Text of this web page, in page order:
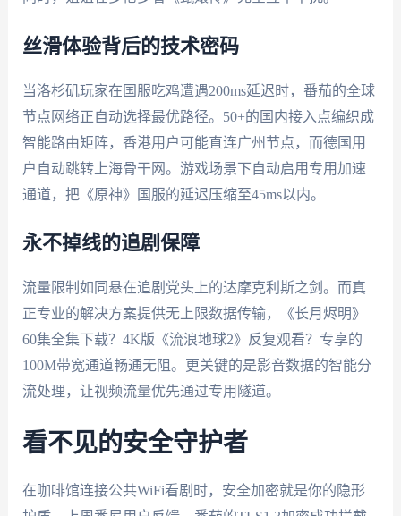
丝滑体验背后的技术密码
当洛杉矶玩家在国服吃鸡遭遇200ms延迟时，番茄的全球
节点网络正自动选择最优路径。50+的国内接入点编织成
智能路由矩阵，香港用户可能直连广州节点，而德国用
户自动跳转上海骨干网。游戏场景下自动启用专用加速
通道，把《原神》国服的延迟压缩至45ms以内。
永不掉线的追剧保障
流量限制如同悬在追剧党头上的达摩克利斯之剑。而真
正专业的解决方案提供无上限数据传输，《长月烬明》
60集全集下载？4K版《流浪地球2》反复观看？专享的
100M带宽通道畅通无阻。更关键的是影音数据的智能分
流处理，让视频流量优先通过专用隧道。
看不见的安全守护者
在咖啡馆连接公共WiFi看剧时，安全加密就是你的隐形